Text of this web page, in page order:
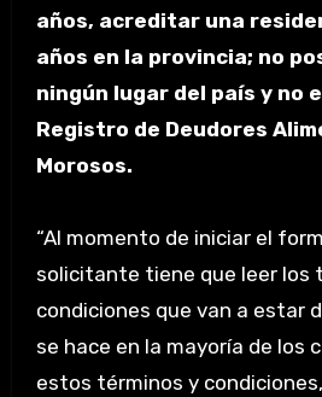
años, acreditar una
años en la provincia; no
ningún lugar del país y no
Registro de Deudores
Morosos.
“Al momento de iniciar el
solicitante tiene que leer los
condiciones que van a estar
se hace en la mayoría de los
estos términos y